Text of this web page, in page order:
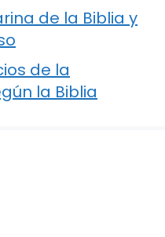
de la Biblia y
de la
la Biblia